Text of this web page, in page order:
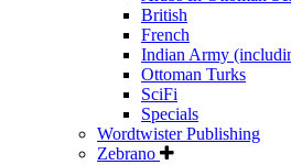
British
French
Indian Army
Ottoman Turks
SciFi
Specials
Wordtwister Publishing
Zebrano